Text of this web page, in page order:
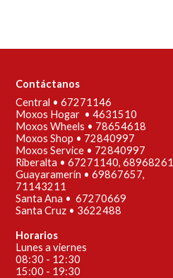
Contáctanos
Central • 67271146
Moxos Hogar • 4631510
Moxos Wheels • 78654618
Moxos Shop • 72840997
Moxos Service • 72840997
Riberalta • 67271140, 68968261
Guayaramerín • 69867657,
71143211
Santa Ana • 67270669
Santa Cruz • 3622488
Horarios
Lunes a viernes
08:30 - 12:30
15:00 - 19:30